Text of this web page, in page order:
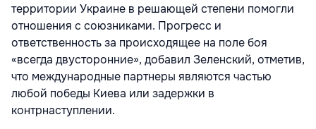
территории Украине в решающей степени помогли
отношения с союзниками. Прогресс и
ответственность за происходящее на поле боя
«всегда двусторонние», добавил Зеленский, отметив,
что международные партнеры являются частью
любой победы Киева или задержки в
контрнаступлении.